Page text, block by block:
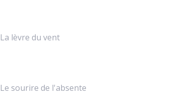
La lèvre du vent
Le sourire de l'absente